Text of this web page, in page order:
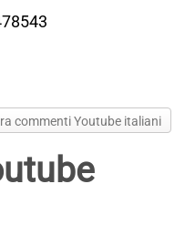
commenti Youtube italiani